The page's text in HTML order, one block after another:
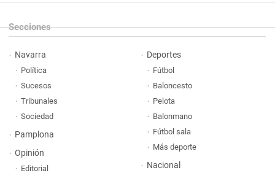
Secciones
Navarra
Política
Sucesos
Tribunales
Sociedad
Pamplona
Opinión
Editorial
Deportes
Fútbol
Baloncesto
Pelota
Balonmano
Fútbol sala
Más deporte
Nacional